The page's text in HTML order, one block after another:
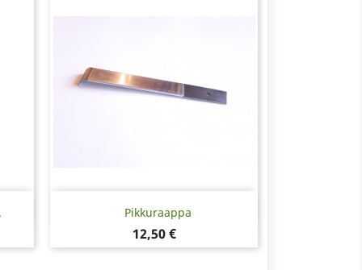
Pikkuraappa
Hinta
12,50 €
Pikakatselu